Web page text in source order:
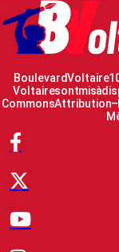
Boulevard Voltaire
Voltaire sont mis à
Commons Attribution –